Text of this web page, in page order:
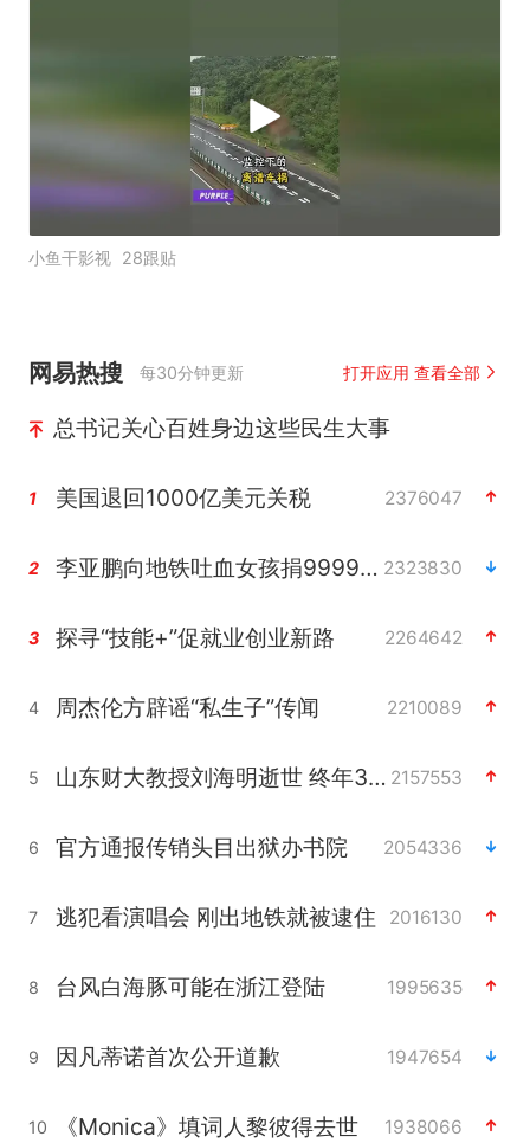
小鱼干影视 28跟贴
网易热搜 每30分钟更新 打开应用 查看全部
总书记关心百姓身边这些民生大事
1 美国退回1000亿美元关税 2376047
2 李亚鹏向地铁吐血女孩捐99999元 2323830
3 探寻“技能+”促就业创业新路 2264642
4 周杰伦方辟谣“私生子”传闻 2210089
5 山东财大教授刘海明逝世 终年38岁 2157553
6 官方通报传销头目出狱办书院 2054336
7 逃犯看演唱会 刚出地铁就被逮住 2016130
8 台风白海豚可能在浙江登陆 1995635
9 因凡蒂诺首次公开道歉 1947654
10 《Monica》填词人黎彼得去世 1938066